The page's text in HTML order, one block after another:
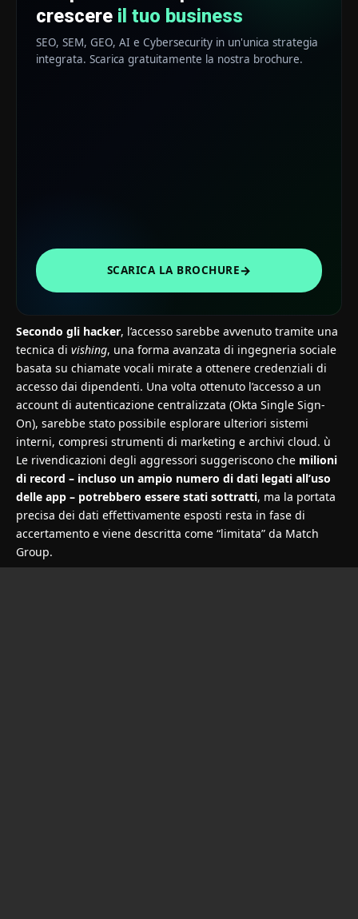
crescere il tuo business
SEO, SEM, GEO, AI e Cybersecurity in un'unica strategia
integrata. Scarica gratuitamente la nostra brochure.
SCARICA LA BROCHURE→
Secondo gli hacker, l’accesso sarebbe avvenuto tramite una
tecnica di vishing, una forma avanzata di ingegneria sociale
basata su chiamate vocali mirate a ottenere credenziali di
accesso dai dipendenti. Una volta ottenuto l’accesso a un
account di autenticazione centralizzata (Okta Single Sign-
On), sarebbe stato possibile esplorare ulteriori sistemi
interni, compresi strumenti di marketing e archivi cloud. ù
Le rivendicazioni degli aggressori suggeriscono che milioni
di record – incluso un ampio numero di dati legati all’uso
delle app – potrebbero essere stati sottratti, ma la portata
precisa dei dati effettivamente esposti resta in fase di
accertamento e viene descritta come “limitata” da Match
Group.